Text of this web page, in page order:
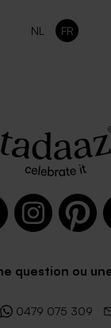
NL FR
question ou
0479 075 309